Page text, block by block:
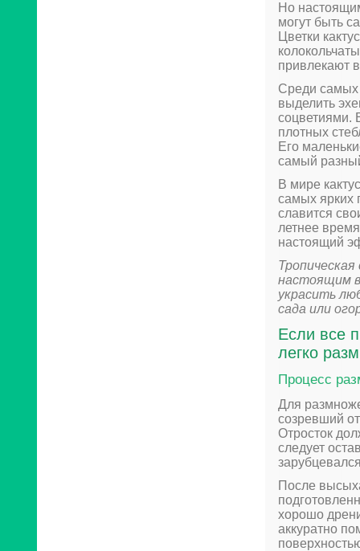
Но
могут быть
Цветки
привлекают
Среди самых
выделить
соцветиями.
плотных
Его
самый
В мире
самых ярких
славится
летнее
настоящий
настоящим
украсить
сада или
Если все
легко
Процесс
Для
созревший
Отросток
следует
После
хорошо
аккуратно